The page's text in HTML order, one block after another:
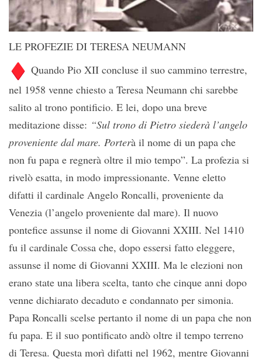
LE PROFEZIE DI TERESA NEUMANN
Quando Pio XII concluse il suo cammino terrestre,
nel 1958 venne chiesto a Teresa Neumann chi sarebbe
salito al trono pontificio. E lei, dopo una breve
meditazione disse: “Sul trono di Pietro siederà l’angelo
proveniente dal mare. Porterà il nome di un papa che
non fu papa e regnerà oltre il mio tempo”. La profezia si
rivelò esatta, in modo impressionante. Venne eletto
difatti il cardinale Angelo Roncalli, proveniente da
Venezia (l’angelo proveniente dal mare). Il nuovo
pontefice assunse il nome di Giovanni XXIII. Nel 1410
fu il cardinale Cossa che, dopo essersi fatto eleggere,
assunse il nome di Giovanni XXIII. Ma le elezioni non
erano state una libera scelta, tanto che cinque anni dopo
venne dichiarato decaduto e condannato per simonia.
Papa Roncalli scelse pertanto il nome di un papa che non
fu papa. E il suo pontificato andò oltre il tempo terreno
di Teresa. Questa morì difatti nel 1962, mentre Giovanni